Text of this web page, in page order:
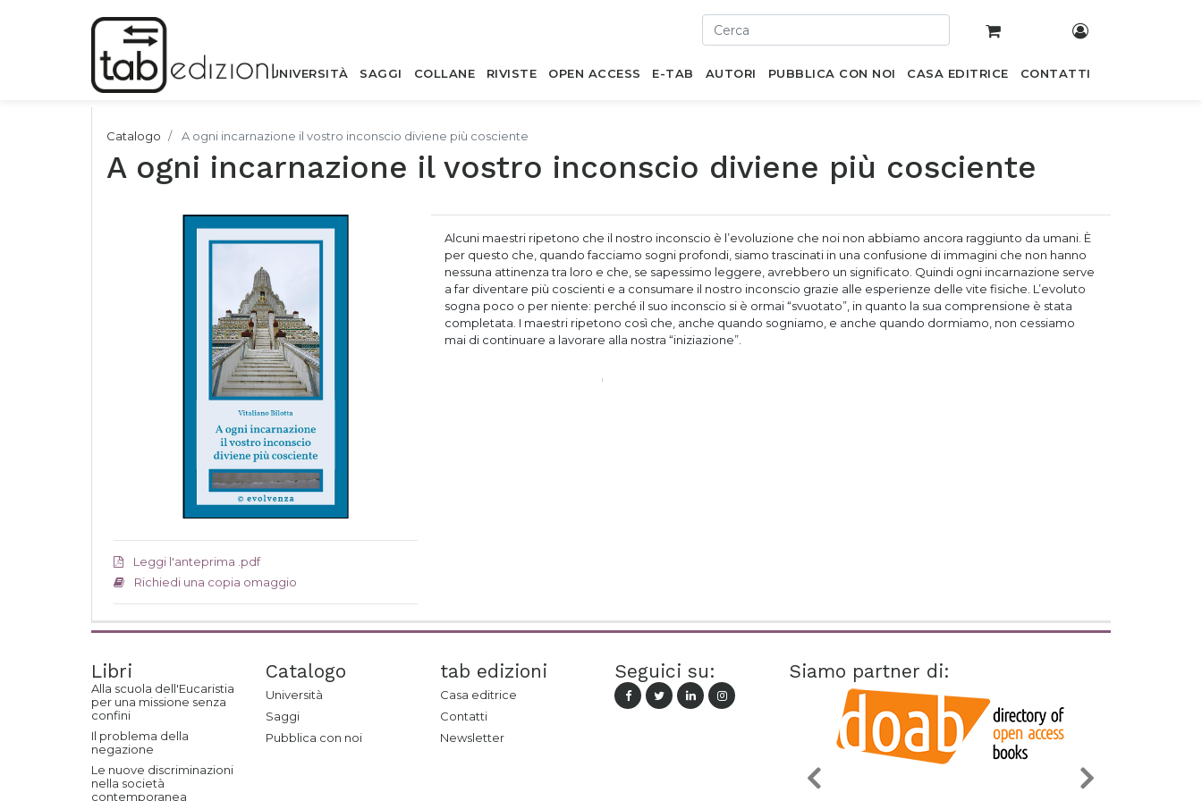
UNIVERSITÀ SAGGI COLLANE RIVISTE OPEN ACCESS E-TAB AUTORI PUBBLICA CON NOI CASA EDITRICE CONTATTI
Catalogo A ogni incarnazione il vostro inconscio diviene più cosciente
A ogni incarnazione il vostro inconscio diviene più cosciente
Leggi l'anteprima .pdf
Richiedi una copia omaggio
Alcuni maestri ripetono che il nostro inconscio è l’evoluzione che noi non abbiamo ancora raggiunto da umani. È
per questo che, quando facciamo sogni profondi, siamo trascinati in una confusione di immagini che non hanno
nessuna attinenza tra loro e che, se sapessimo leggere, avrebbero un significato. Quindi ogni incarnazione serve
a far diventare più coscienti e a consumare il nostro inconscio grazie alle esperienze delle vite fisiche. L’evoluto
sogna poco o per niente: perché il suo inconscio si è ormai “svuotato”, in quanto la sua comprensione è stata
completata. I maestri ripetono così che, anche quando sogniamo, e anche quando dormiamo, non cessiamo
mai di continuare a lavorare alla nostra “iniziazione”.
Libri
Alla scuola dell'Eucaristia
per una missione senza
confini
Il problema della
negazione
Le nuove discriminazioni
nella società
contemporanea
Catalogo
Università
Saggi
Pubblica con noi
tab edizioni
Casa editrice
Contatti
Newsletter
Seguici su: Siamo partner di: